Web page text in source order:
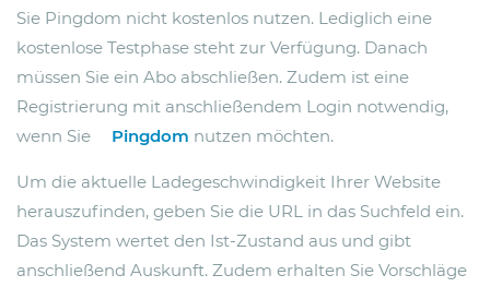
Sie Pingdom nicht kostenlos nutzen. Lediglich eine
kostenlose Testphase steht zur Verfügung. Danach
müssen Sie ein Abo abschließen. Zudem ist eine
Registrierung mit anschließendem Login notwendig,
wenn Sie
Pingdom nutzen möchten.
Um die aktuelle Ladegeschwindigkeit Ihrer Website
herauszufinden, geben Sie die URL in das Suchfeld ein.
Das System wertet den Ist-Zustand aus und gibt
anschließend Auskunft. Zudem erhalten Sie Vorschläge